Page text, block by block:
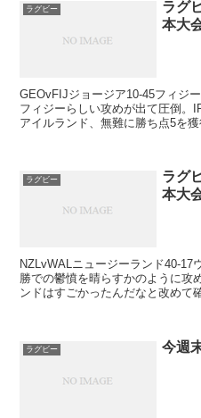
ラグビー
ラグ
本大
GEOvFIJジョージア10-45フィジ
フィジーらしい攻めが出て圧倒。
アイルランド、無難に勝ち点5を
ラグビー
ラグ
本大
NZLvWALニュージーランド40-17
勝での鬱憤を晴らすかのように攻
ンドはすごかったんだなと改めて
ラグビー 今週